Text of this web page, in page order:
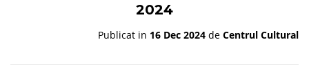
2024
Publicat in 16 Dec 2024 de Centrul Cultural